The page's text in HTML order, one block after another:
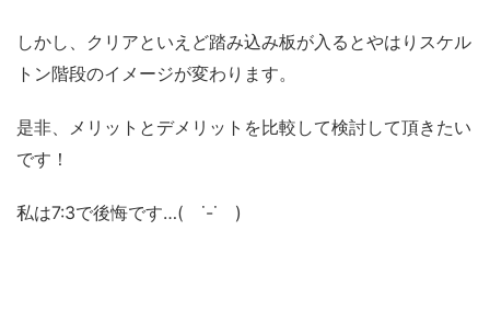
しかし、クリアといえど踏み込み板が入るとやはりスケル
トン階段のイメージが変わります。
是非、メリットとデメリットを比較して検討して頂きたい
です！
私は7:3で後悔です…( ˙-˙ )